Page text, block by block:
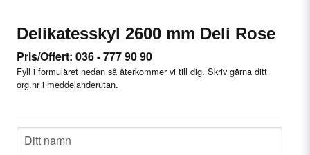
Delikatesskyl 2600 mm Deli Rose
Pris/Offert: 036 - 777 90 90
Fyll i formuläret nedan så återkommer vi till dig. Skriv gärna ditt
org.nr i meddelanderutan.
name
Ditt namn